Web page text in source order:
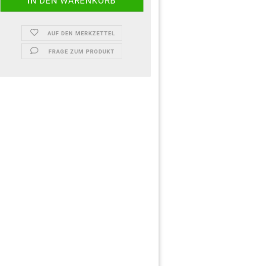
AUF DEN MERKZETTEL
FRAGE ZUM PRODUKT